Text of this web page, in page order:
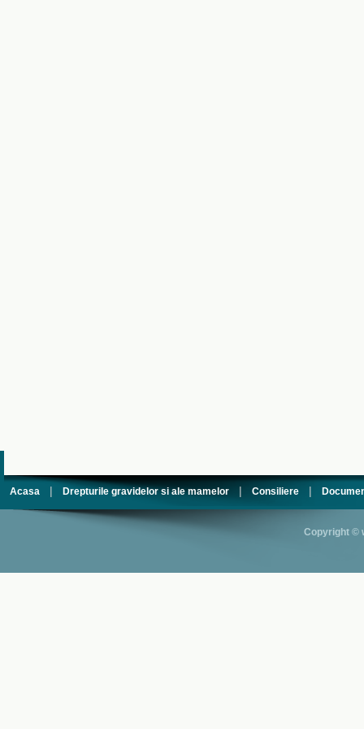
Acasa |Drepturile gravidelor si ale mamelor |Consiliere |
Copyright ©